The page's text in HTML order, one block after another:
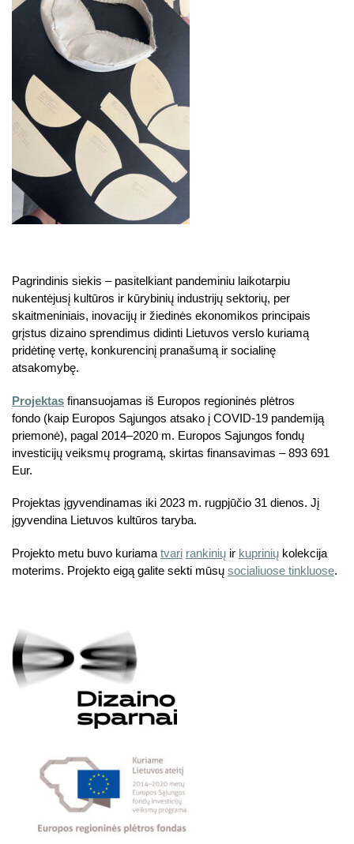
Pagrindinis siekis – pasitelkiant pandeminiu laikotarpiu
nukentėjusį kultūros ir kūrybinių industrijų sektorių, per
skaitmeniniais, inovacijų ir žiedinės ekonomikos principais
grįstus dizaino sprendimus didinti Lietuvos verslo kuriamą
pridėtinę vertę, konkurencinį pranašumą ir socialinę
atsakomybę.
Projektas finansuojamas iš Europos regioninės plėtros
fondo (kaip Europos Sąjungos atsako į COVID-19 pandemiją
priemonė), pagal 2014–2020 m. Europos Sąjungos fondų
investicijų veiksmų programą, skirtas finansavimas – 893 691
Eur.
Projektas įgyvendinamas iki 2023 m. rugpjūčio 31 dienos. Jį
įgyvendina Lietuvos kultūros taryba.
Projekto metu buvo kuriama tvari rankinių ir kuprinių kolekcija
moterims. Projekto eigą galite sekti mūsų socialiuose tinkluose.